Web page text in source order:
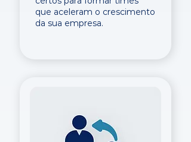
que aceleram o crescimento
da sua empresa.